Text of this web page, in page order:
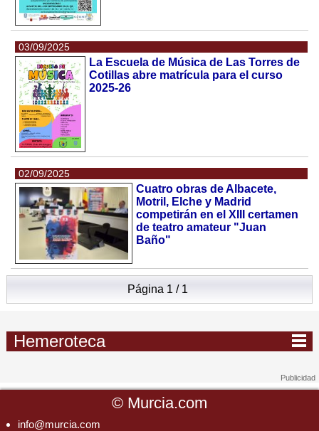
03/09/2025
La Escuela de Música de Las Torres de
Cotillas abre matrícula para el curso
2025-26
02/09/2025
Cuatro obras de Albacete,
Motril, Elche y Madrid
competirán en el XIII certamen
de teatro amateur "Juan
Baño"
Página 1 / 1
Hemeroteca
© Murcia.com
info@murcia.com